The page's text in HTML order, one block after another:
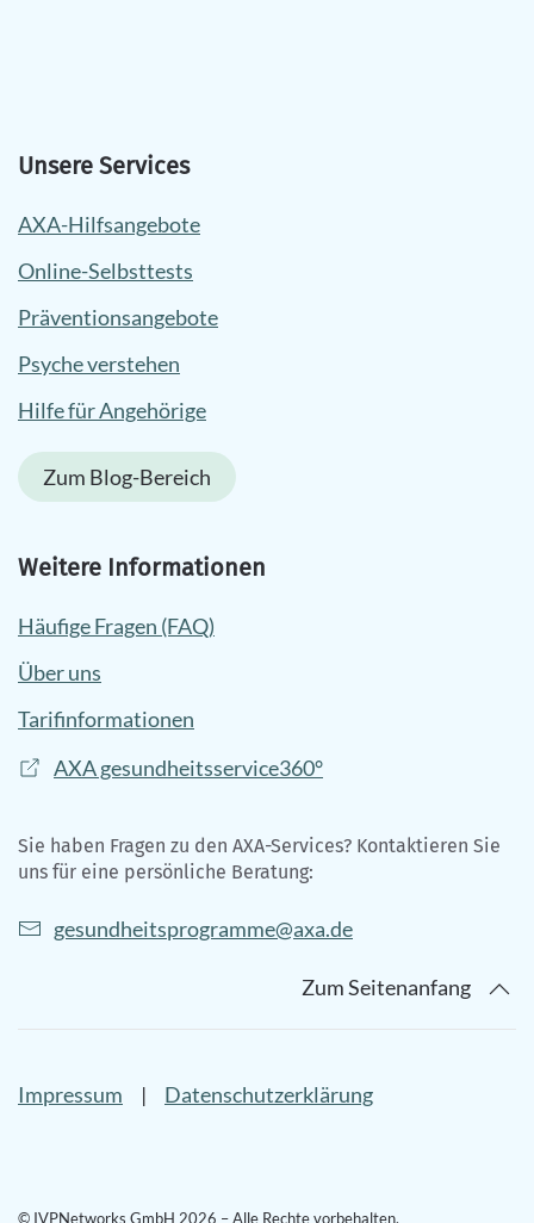
Unsere Services
AXA-Hilfsangebote
Online-Selbsttests
Präventionsangebote
Psyche verstehen
Hilfe für Angehörige
Zum Blog-Bereich
Weitere Informationen
Häufige Fragen (FAQ)
Über uns
Tarifinformationen
AXA gesundheitsservice360°
Sie haben Fragen zu den AXA-Services? Kontaktieren Sie
uns für eine persönliche Beratung:
gesundheitsprogramme@axa.de
Zum Seitenanfang
Impressum | Datenschutzerklärung
© IVPNetworks GmbH 2026 – Alle Rechte vorbehalten.